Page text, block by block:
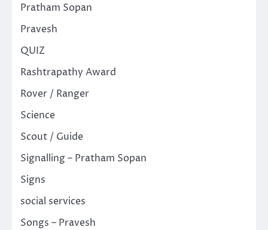
Pratham Sopan
Pravesh
QUIZ
Rashtrapathy Award
Rover / Ranger
Science
Scout / Guide
Signalling – Pratham Sopan
Signs
social services
Songs – Pravesh